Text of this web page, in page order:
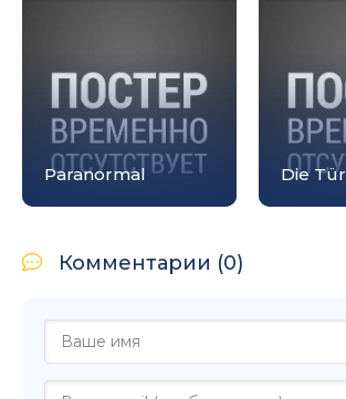
Paranormal Die Tür
Комментарии (0)